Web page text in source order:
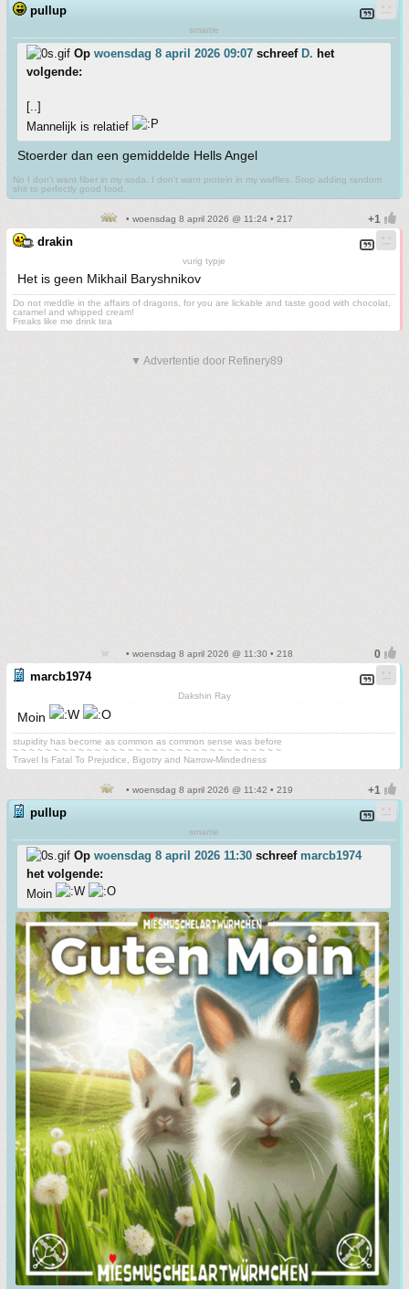
pullup
smartie
Op woensdag 8 april 2026 09:07 schreef D. het
volgende:
[..]
Mannelijk is relatief
Stoerder dan een gemiddelde Hells Angel
No I don't want fiber in my soda. I don't want protein in my waffles. Stop adding random
shit to perfectly good food.
• woensdag 8 april 2026 @ 11:24 • 217
drakin
vurig typje
Het is geen Mikhail Baryshnikov
Do not meddle in the affairs of dragons, for you are lickable and taste good with chocolat,
caramel and whipped cream!
Freaks like me drink tea
▼ Advertentie door Refinery89
• woensdag 8 april 2026 @ 11:30 • 218
marcb1974
Dakshin Ray
Moin
stupidity has become as common as common sense was before
~ ~ ~ ~ ~ ~ ~ ~ ~ ~ ~ ~ ~ ~ ~ ~ ~ ~ ~ ~ ~ ~ ~ ~ ~ ~ ~ ~ ~ ~ ~ ~ ~
Travel Is Fatal To Prejudice, Bigotry and Narrow-Mindedness
• woensdag 8 april 2026 @ 11:42 • 219
pullup
smartie
Op woensdag 8 april 2026 11:30 schreef marcb1974
het volgende:
Moin